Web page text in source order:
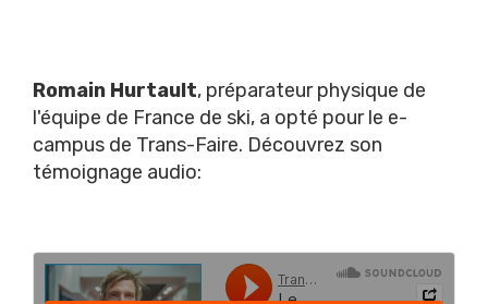
Romain Hurtault, préparateur physique de
l'équipe de France de ski, a opté pour le e-
campus de Trans-Faire. Découvrez son
témoignage audio: